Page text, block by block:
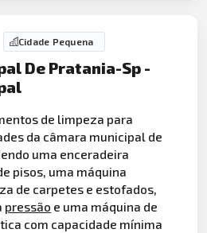
Cidade Pequena
De Pratania-Sp -
de limpeza para
da câmara municipal de
uma enceradeira
pisos, uma máquina
de carpetes e estofados,
pressão e uma máquina de
com capacidade mínima